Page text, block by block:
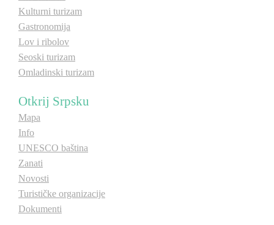
Kulturni turizam
Gastronomija
Lov i ribolov
Seoski turizam
Omladinski turizam
Otkrij Srpsku
Mapa
Info
UNESCO baština
Zanati
Novosti
Turističke organizacije
Dokumenti